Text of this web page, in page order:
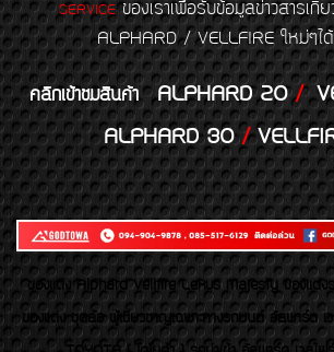
SERVICEของเราเพื่อรับข้อมูลข่าวสารเกี่
ALPHARD / VELLFIRE ใหม่ๆไ
คลิกเข้าชมสินค้า ALPHARD 20/
ALPHARD 30/
ของเเต่ง Alphard Vellfire Lexus Majesty ของเเต่ง
ของแต่ง ชุดล้อ ผู้เชี่ยวชาญเฉพาะทางรถยนต์ อัลพาร์ด เว